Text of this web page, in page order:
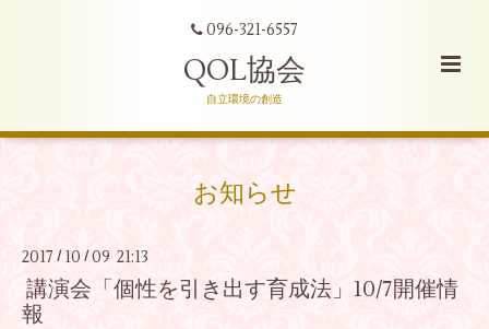
096-321-6557
QOL協会
自立環境の創造
お知らせ
2017 / 10 /09 21:13
講演会「個性を引き出す育成法」10/7開催情
報